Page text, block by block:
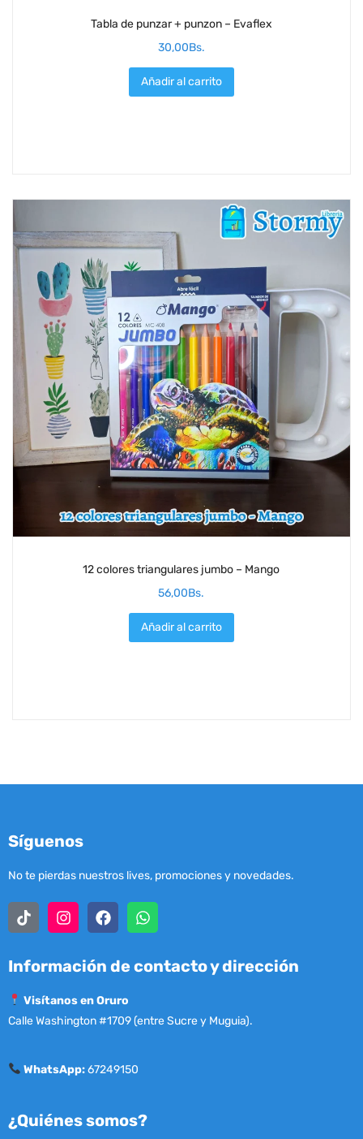
Tabla de punzar + punzon – Evaflex
30,00Bs.
Añadir al carrito
12 colores triangulares jumbo – Mango
56,00Bs.
Añadir al carrito
Síguenos
No te pierdas nuestros lives, promociones y novedades.
Información de contacto y dirección
Visítanos en Oruro
Calle Washington #1709 (entre Sucre y Muguia).
WhatsApp:67249150
¿Quiénes somos?